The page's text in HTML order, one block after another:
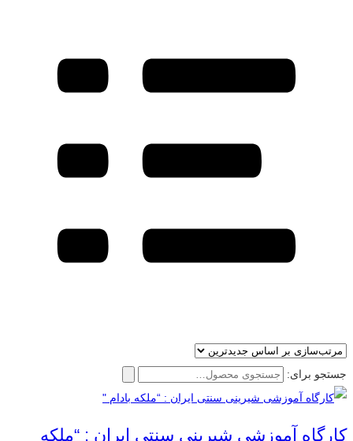
جستجو برای:
کارگاه آموزشی شیرینی سنتی ایران : “ملکه